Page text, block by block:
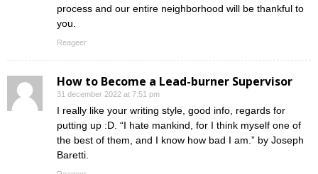
process and our entire neighborhood will be thankful to
you.
Reageer
How to Become a Lead-burner Supervisor
31 december 2022 at 7:51 pm
I really like your writing style, good info, regards for
putting up :D. “I hate mankind, for I think myself one of
the best of them, and I know how bad I am.” by Joseph
Baretti.